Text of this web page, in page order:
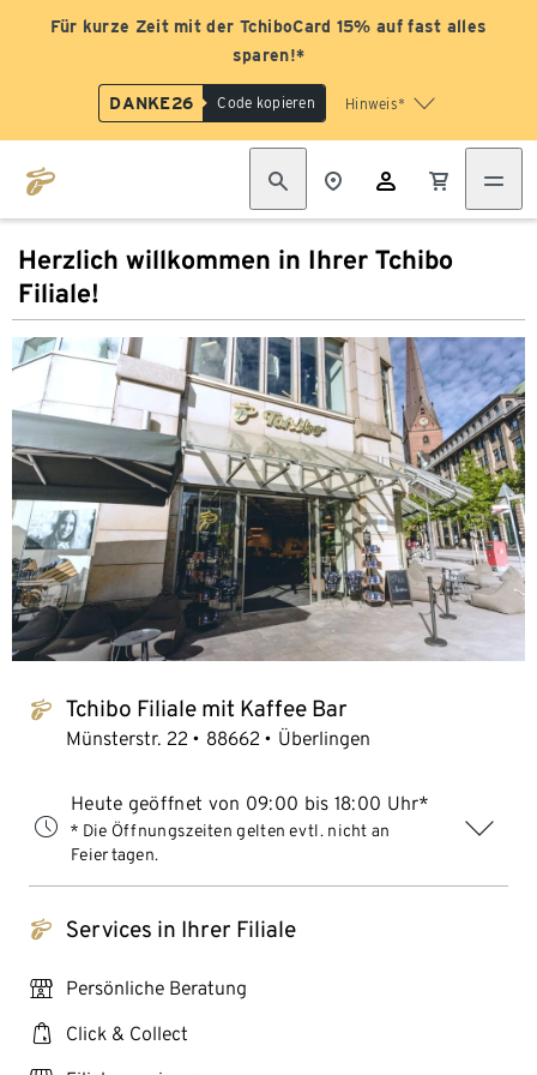
Für kurze Zeit mit der TchiboCard 15% auf fast alles
sparen!*
DANKE26 Code kopieren Hinweis*
Herzlich willkommen in Ihrer Tchibo
Filiale!
tchibo_logo Tchibo Filiale mit Kaffee Bar
Münsterstr. 22 88662 Überlingen
Heute geöffnet von 09:00 bis 18:00 Uhr*
* Die Öffnungszeiten gelten evtl. nicht an
Feiertagen.
tchibo_logo Services in Ihrer Filiale
personal_services Persönliche Beratung
click_collect Click & Collect